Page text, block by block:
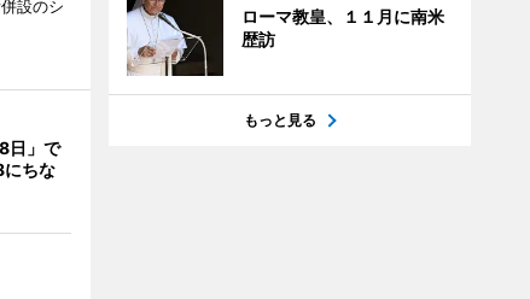
設のシ
日」で
ちな
ローマ教皇、１１月に南米
歴訪
もっと見る